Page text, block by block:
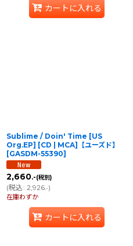
カートに入れる
Sublime / Doin' Time [US
Org.EP] [CD | MCA]【ユーズド】
[GASDM-55390]
2,660.-(税別)
(税込: 2,926.-)
在庫わずか
カートに入れる